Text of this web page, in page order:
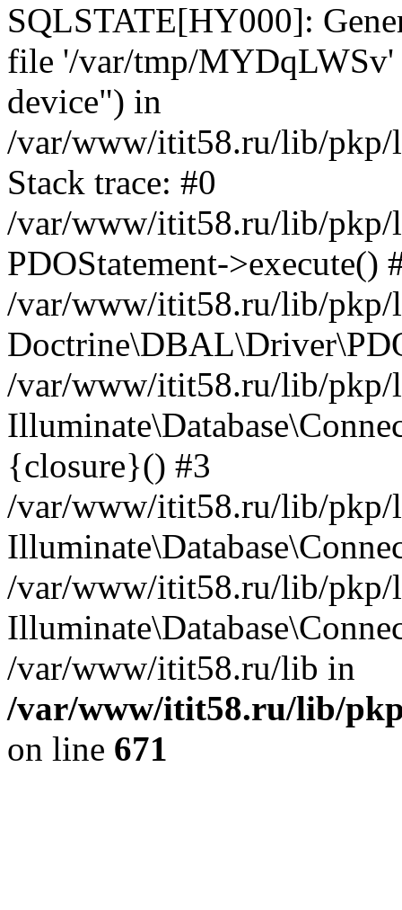
SQLSTATE[HY000]:
file '/var/tmp/MYDqLWSv'
device") in
/var/www/itit58.ru/lib/pkp/
Stack trace: #0
/var/www/itit58.ru/lib/pkp/
PDOStatement->execute()
/var/www/itit58.ru/lib/pkp/
/var/www/itit58.ru/lib/pkp/
{closure}() #3
/var/www/itit58.ru/lib/pkp/
/var/www/itit58.ru/lib/pkp/
/var/www/itit58.ru/lib in
/var/www/itit58.ru/lib/
on line 671